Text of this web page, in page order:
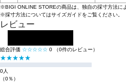
※BIGI ONLINE STOREの商品は、独自の採寸方法に
※採寸方法についてはサイズガイドをご覧ください。
レビュー
総合評価 ☆☆☆☆☆ 0 （0件のレビュー）
★★★★★
0人
（0％）